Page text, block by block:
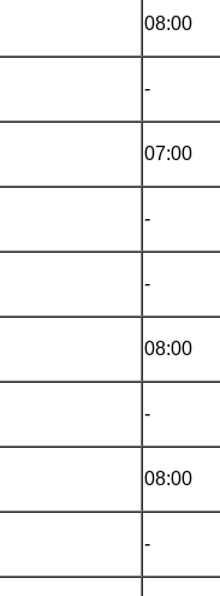
08:00
-
07:00
-
-
08:00
-
08:00
-